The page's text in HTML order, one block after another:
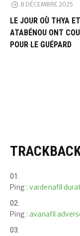
8 DÉCEMBRE 2025
LE JOUR OÙ THYA ET
ATABÉNOU ONT
POUR LE GUÉPARD
Ping : vardenafil
Ping : avanafil